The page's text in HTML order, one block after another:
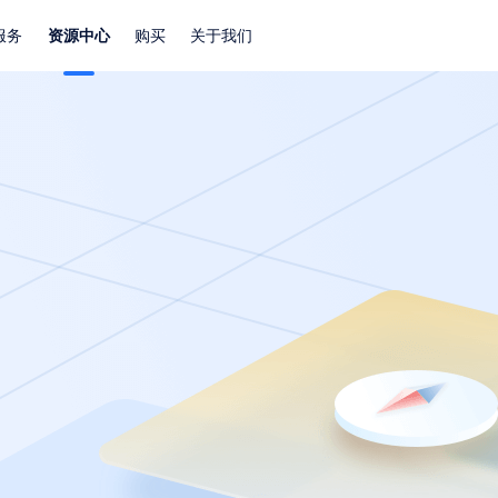
务 资源中心 购买 关于我们